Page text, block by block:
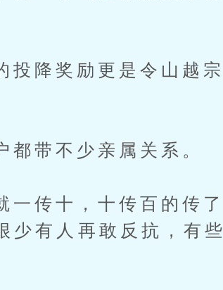
降奖励更是令山越宗
带不少亲属关系。
传十，十传百的传了
少有人再敢反抗，有些